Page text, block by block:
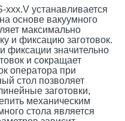
устанавливается
основе вакуумного
максимально
и фиксацию заготовок.
фиксации значительно
и сокращает
оператора при
стол позволяет
заготовки,
механическим
стола является